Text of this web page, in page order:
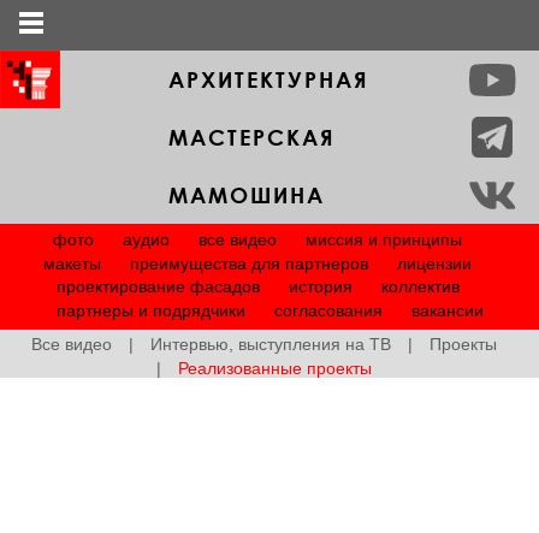
АРХИТЕКТУРНАЯ
МАСТЕРСКАЯ
МАМОШИНА
фото аудио все видео
миссия и принципы
макеты
преимущества для партнеров
лицензии
проектирование фасадов
история
коллектив
партнеры и подрядчики
согласования
вакансии
Все видео
Интервью, выступления на ТВ
Проекты
Реализованные проекты